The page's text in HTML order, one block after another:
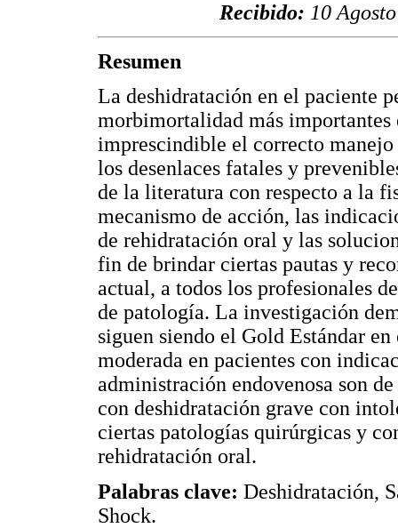
Recibido: 10
Resumen
La deshidratación en el paciente
morbimortalidad más importantes
imprescindible el correcto
los desenlaces fatales y
de la literatura con respecto a la
mecanismo de acción, las
de rehidratación oral y las
fin de brindar ciertas pautas y
actual, a todos los profesionales
de patología. La investigación
siguen siendo el Gold Estándar
moderada en pacientes con
administración endovenosa son
con deshidratación grave con
ciertas patologías quirúrgicas y
rehidratación oral.
Palabras clave: Deshidratación,
Shock.